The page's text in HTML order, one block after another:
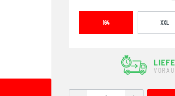
164 XXL